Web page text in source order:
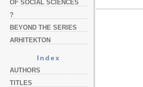
OF SOCIAL SCIENCES
?
BEYOND THE SERIES
ARHITEKTON
Index
AUTHORS
TITLES